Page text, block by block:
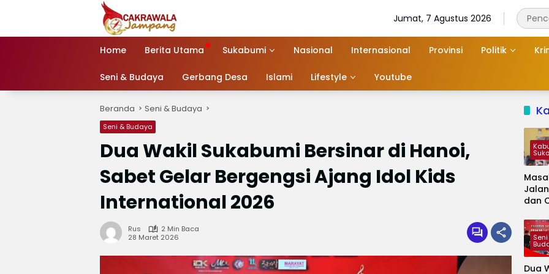
Jumat, 7 Agustus 2026
Home Berita Utama Sukabumi Nasional Internasional Provinsi Politik
Seni & Budaya Gerbang Desa Islami Lifestyle Youtube
Beranda Seni & Budaya
Seni & Budaya
Dua Wakil Sukabumi Bersinar di Hanoi,
Sabet Gelar Bergengsi Ajang Idol Kids
International 2026
Rus
2 Min Baca
28 Maret 2026
dan
Jadi
Dua